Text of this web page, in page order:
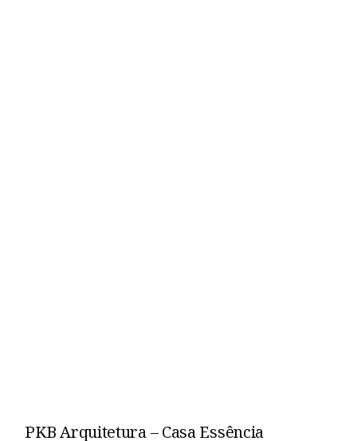
PKB Arquitetura – Casa Essência